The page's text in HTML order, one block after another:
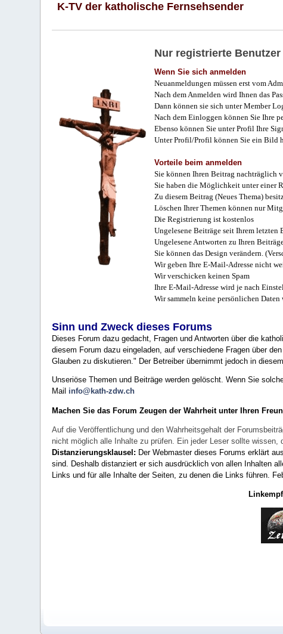
K-TV der katholische Fernsehsender
Nur registrierte
Wenn Sie sich anmelden
Neuanmeldungen müssen erst vom
Nach dem Anmelden wird Ihnen das
Dann können sie sich unter Member
Nach dem Einloggen können Sie Ihre
Ebenso können Sie unter Profil Ihre
Unter Profil/Profil können Sie ein Bild
Vorteile beim anmelden
Sie können Ihren Beitrag nachträglich
Sie haben die Möglichkeit unter einer
Zu diesem Beitrag (Neues Thema)
Löschen Ihrer Themen können nur
Die Registrierung ist kostenlos
Ungelesene Beiträge seit Ihrem letzten
Ungelesene Antworten zu Ihren
Sie können das Design verändern.
Wir geben Ihre E-Mail-Adresse nicht
Wir verschicken keinen Spam
Ihre E-Mail-Adresse wird je nach
Wir sammeln keine persönlichen
Sinn und Zweck dieses Forums
Dieses Forum dazu gedacht, Fragen und Antworten über die
diesem Forum dazu eingeladen, auf verschiedene Fragen über
Glauben zu diskutieren." Der Betreiber übernimmt jedoch in
Unseriöse Themen und Beiträge werden gelöscht. Wenn Sie
Mail info@kath-zdw.ch
Machen Sie das Forum Zeugen der Wahrheit unter Ihren
Auf die Veröffentlichung und den Wahrheitsgehalt der
nicht möglich alle Inhalte zu prüfen. Ein jeder Leser sollte
Distanzierungsklausel: Der Webmaster dieses Forums erklärt
sind. Deshalb distanziert er sich ausdrücklich von allen Inhalten
Links und für alle Inhalte der Seiten, zu denen die Links führen.